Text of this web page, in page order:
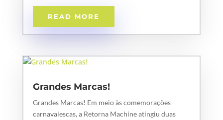
READ MORE
Grandes Marcas!
Grandes Marcas! Em meio às comemorações
carnavalescas, a Retorna Machine atingiu duas